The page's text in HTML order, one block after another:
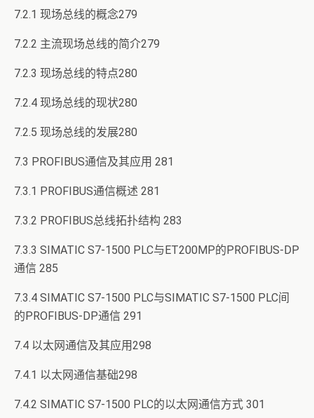
7.2.1 现场总线的概念279
7.2.2 主流现场总线的简介279
7.2.3 现场总线的特点280
7.2.4 现场总线的现状280
7.2.5 现场总线的发展280
7.3 PROFIBUS通信及其应用 281
7.3.1 PROFIBUS通信概述 281
7.3.2 PROFIBUS总线拓扑结构 283
7.3.3 SIMATIC S7-1500 PLC与ET200MP的PROFIBUS-DP
通信 285
7.3.4 SIMATIC S7-1500 PLC与SIMATIC S7-1500 PLC间
的PROFIBUS-DP通信 291
7.4 以太网通信及其应用298
7.4.1 以太网通信基础298
7.4.2 SIMATIC S7-1500 PLC的以太网通信方式 301